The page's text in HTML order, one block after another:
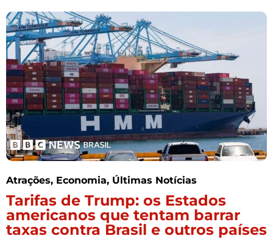
Atrações, Economia, Últimas Notícias
Tarifas de Trump: os Estados
americanos que tentam barrar
taxas contra Brasil e outros países